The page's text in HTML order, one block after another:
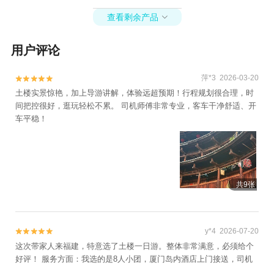
区-侨福楼+五云楼+福建土楼永定景区+福建土楼
(南靖)景区+土楼之光文化园+世泽楼+云水谣景
查看剩余产品 
用户评论

 萍*3 2026-03-20
土楼实景惊艳，加上导游讲解，体验远超预期！行程规划很合理，时
间把控很好，逛玩轻松不累。 司机师傅非常专业，客车干净舒适、开
车平稳！
共9张

 y*4 2026-07-20
这次带家人来福建，特意选了土楼一日游。整体非常满意，必须给个
好评！ 服务方面：我选的是8人小团，厦门岛内酒店上门接送，司机